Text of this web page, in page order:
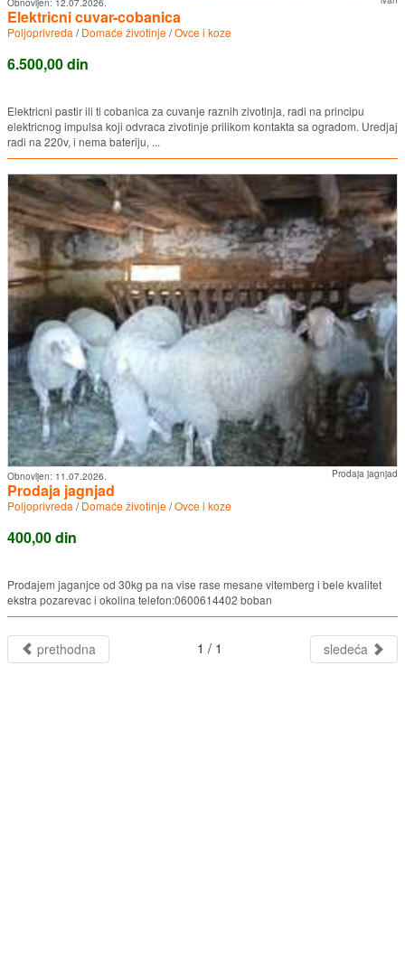
Obnovljen: 12.07.2026.
Elektricni cuvar-cobanica
Poljoprivreda /Domaće životinje/Ovce i koze
6.500,00 din
Elektricni pastir ili ti cobanica za cuvanje raznih zivotinja, radi na principu
elektricnog impulsa koji odvraca zivotinje prilikom kontakta sa ogradom. Uredjaj
radi na 220v, i nema bateriju, ...
Prodaja jagnjad
Obnovljen: 11.07.2026.
Prodaja jagnjad
Poljoprivreda /Domaće životinje/Ovce i koze
400,00 din
Prodajem jaganjce od 30kg pa na vise rase mesane vitemberg i bele kvalitet
ekstra pozarevac i okolina telefon:0600614402 boban
prethodna 1 / 1 sledeća